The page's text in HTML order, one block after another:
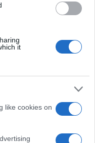
it
like cookies on
para